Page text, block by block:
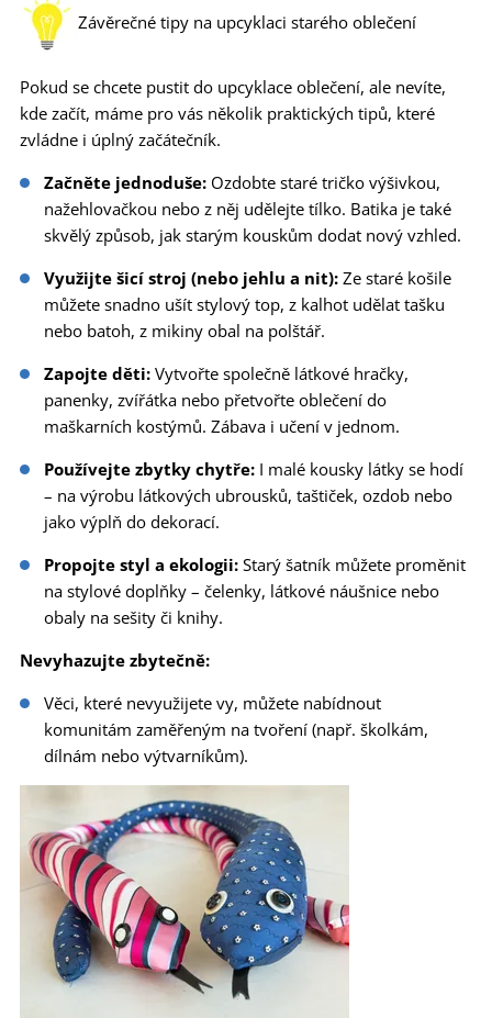
Závěrečné tipy na upcyklaci starého oblečení
Pokud se chcete pustit do upcyklace oblečení, ale nevíte,
kde začít, máme pro vás několik praktických tipů, které
zvládne i úplný začátečník.
Začněte jednoduše: Ozdobte staré tričko výšivkou,
nažehlovačkou nebo z něj udělejte tílko. Batika je také
skvělý způsob, jak starým kouskům dodat nový vzhled.
Využijte šicí stroj (nebo jehlu a nit): Ze staré košile
můžete snadno ušít stylový top, z kalhot udělat tašku
nebo batoh, z mikiny obal na polštář.
Zapojte děti: Vytvořte společně látkové hračky,
panenky, zvířátka nebo přetvořte oblečení do
maškarních kostýmů. Zábava i učení v jednom.
Používejte zbytky chytře: I malé kousky látky se hodí
– na výrobu látkových ubrousků, taštiček, ozdob nebo
jako výplň do dekorací.
Propojte styl a ekologii: Starý šatník můžete proměnit
na stylové doplňky – čelenky, látkové náušnice nebo
obaly na sešity či knihy.
Nevyhazujte zbytečně:
Věci, které nevyužijete vy, můžete nabídnout
komunitám zaměřeným na tvoření (např. školkám,
dílnám nebo výtvarníkům).